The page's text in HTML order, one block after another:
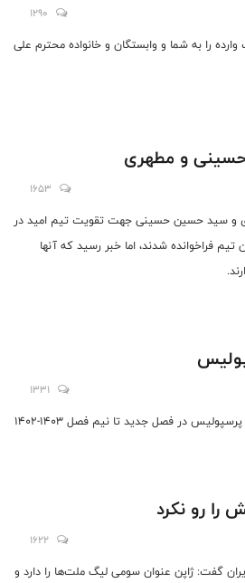
1290
را به شما و وابستگان و خانواده محترم علی
حسینی و مطهری
1653
و سید حسین حسینی جهت تقویت تیم امید در
فراخوانده شدند، اما خبر رسید که آنها
1331
در فصل جدید تا نیم فصل ۱۴۰۳-۱۴۰۲
را رو نکرد
1622
گفت: ژاپن عنوان سومی لیگ ملت‌ها را دارد و